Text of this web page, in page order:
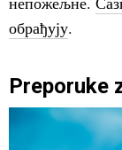
обрађују.
Preporuke